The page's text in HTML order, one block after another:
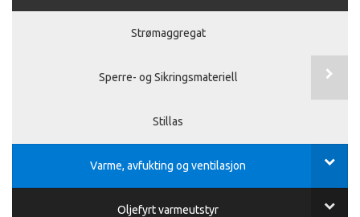
Strømaggregat
Sperre- og Sikringsmateriell
Stillas
Varme, avfukting og ventilasjon
Oljefyrt varmeutstyr